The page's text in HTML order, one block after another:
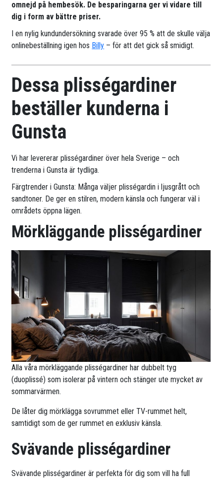
omnejd på hembesök. De besparingarna ger vi vidare till
dig i form av bättre priser.
I en nylig kundundersökning svarade över 95 % att de skulle välja
onlinebeställning igen hos Billy – för att det gick så smidigt.
Dessa plisségardiner
beställer kunderna i
Gunsta
Vi har levererar plisségardiner över hela Sverige – och
trenderna i Gunsta är tydliga.
Färgtrender i Gunsta: Många väljer plisségardin i ljusgrått och
sandtoner. De ger en stilren, modern känsla och fungerar väl i
områdets öppna lägen.
Mörkläggande plisségardiner
Alla våra mörkläggande plisségardiner har dubbelt tyg
(duoplissé) som isolerar på vintern och stänger ute mycket av
sommarvärmen.
De låter dig mörklägga sovrummet eller TV-rummet helt,
samtidigt som de ger rummet en exklusiv känsla.
Svävande plisségardiner
Svävande plisségardiner är perfekta för dig som vill ha full